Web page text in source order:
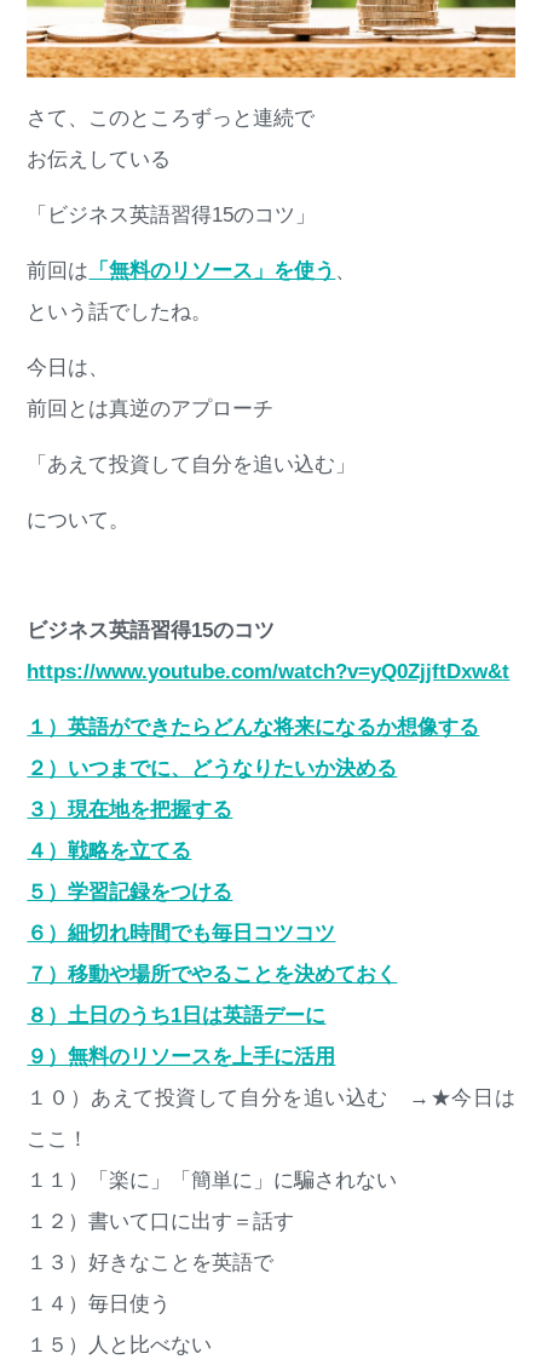
さて、このところずっと連続で
お伝えしている
「ビジネス英語習得15のコツ」
前回は 「無料のリソース」を使う 、
という話でしたね。
今日は、
前回とは真逆のアプローチ
「あえて投資して自分を追い込む」
について。
ビジネス英語習得15のコツ
https://www.youtube.com/watch?v=yQ0ZjjftDxw&t
１）英語ができたらどんな将来になるか想像する
２）いつまでに、どうなりたいか決める
３）現在地を把握する
４）戦略を立てる
５）学習記録をつける
６）細切れ時間でも毎日コツコツ
７）移動や場所でやることを決めておく
８）土日のうち1日は英語デーに
９）無料のリソースを上手に活用
１０）あえて投資して自分を追い込む →★今日は
ここ！
１１）「楽に」「簡単に」に騙されない
１２）書いて口に出す＝話す
１３）好きなことを英語で
１４）毎日使う
１５）人と比べない